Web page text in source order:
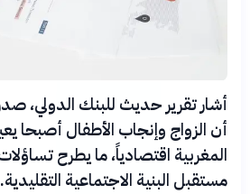
أن الزواج وإنجاب الأطفال أصبحا
المغربية اقتصادياً، ما يطرح
مستقبل البنية الاجتماعية التقليدية.